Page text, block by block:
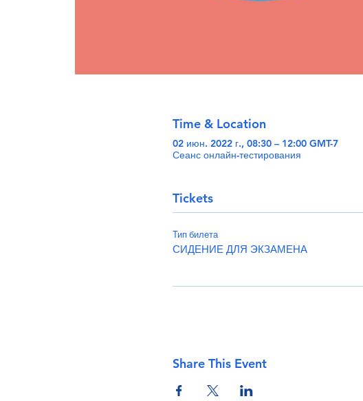
Time & Location
02 июн. 2022 г., 08:30 – 12:00 GMT-7
Сеанс онлайн-тестирования
Tickets
Тип билета
СИДЕНИЕ ДЛЯ ЭКЗАМЕНА
Share This Event